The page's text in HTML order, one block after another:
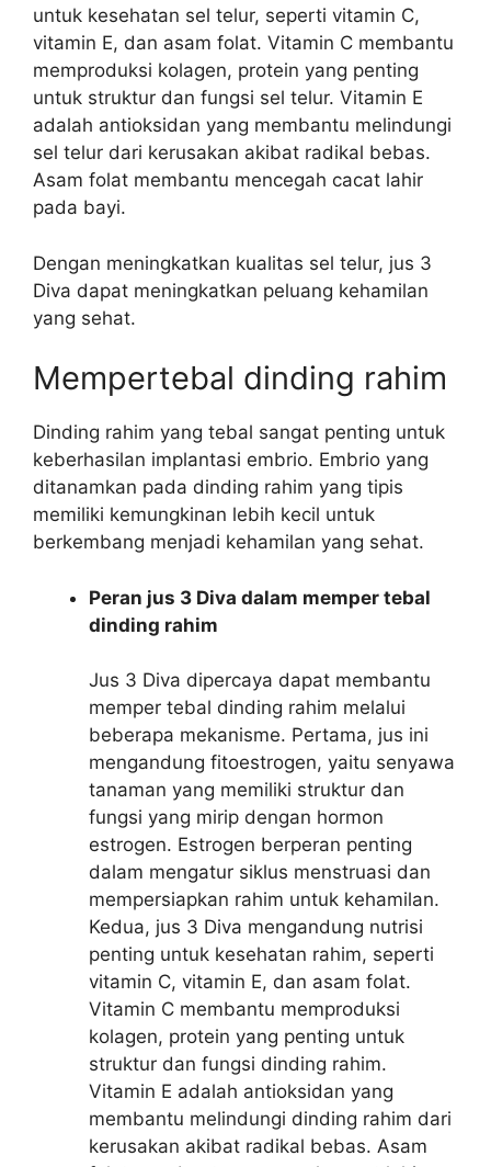
untuk kesehatan sel telur, seperti vitamin C,
vitamin E, dan asam folat. Vitamin C membantu
memproduksi kolagen, protein yang penting
untuk struktur dan fungsi sel telur. Vitamin E
adalah antioksidan yang membantu melindungi
sel telur dari kerusakan akibat radikal bebas.
Asam folat membantu mencegah cacat lahir
pada bayi.
Dengan meningkatkan kualitas sel telur, jus 3
Diva dapat meningkatkan peluang kehamilan
yang sehat.
Mempertebal dinding rahim
Dinding rahim yang tebal sangat penting untuk
keberhasilan implantasi embrio. Embrio yang
ditanamkan pada dinding rahim yang tipis
memiliki kemungkinan lebih kecil untuk
berkembang menjadi kehamilan yang sehat.
Peran jus 3 Diva dalam memper tebal
dinding rahim
Jus 3 Diva dipercaya dapat membantu
memper tebal dinding rahim melalui
beberapa mekanisme. Pertama, jus ini
mengandung fitoestrogen, yaitu senyawa
tanaman yang memiliki struktur dan
fungsi yang mirip dengan hormon
estrogen. Estrogen berperan penting
dalam mengatur siklus menstruasi dan
mempersiapkan rahim untuk kehamilan.
Kedua, jus 3 Diva mengandung nutrisi
penting untuk kesehatan rahim, seperti
vitamin C, vitamin E, dan asam folat.
Vitamin C membantu memproduksi
kolagen, protein yang penting untuk
struktur dan fungsi dinding rahim.
Vitamin E adalah antioksidan yang
membantu melindungi dinding rahim dari
kerusakan akibat radikal bebas. Asam